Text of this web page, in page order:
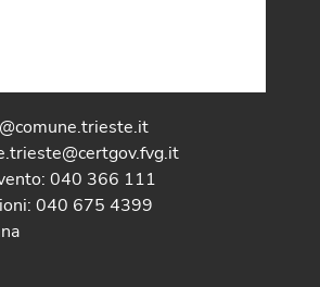
040 366 111
040 675 4399